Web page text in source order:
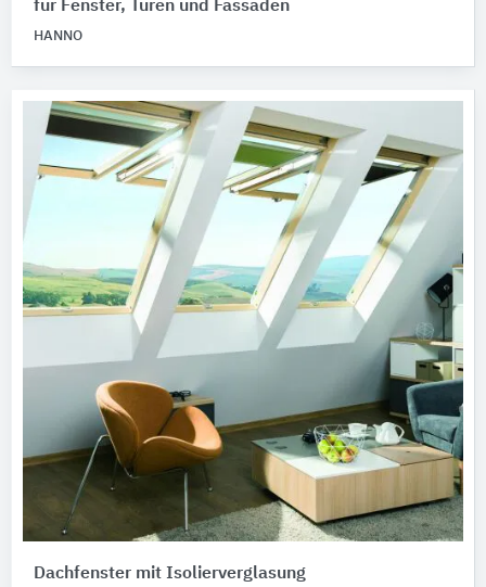
für Fenster, Türen und Fassaden
HANNO
Dachfenster mit Isolierverglasung